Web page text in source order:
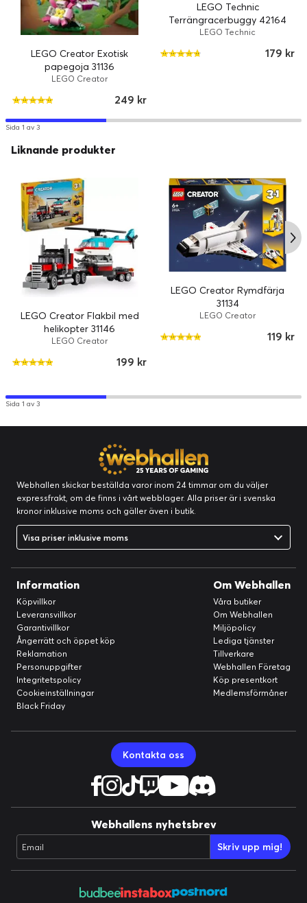
LEGO Creator Exotisk
papegoja 31136
LEGO Creator
249 kr
LEGO Technic
Terrängracerbuggy 42164
LEGO Technic
179 kr
Sida 1 av 3
Liknande produkter
LEGO Creator Flakbil med
helikopter 31146
LEGO Creator
199 kr
LEGO Creator Rymdfärja
31134
LEGO Creator
119 kr
Sida 1 av 3
Webhallen skickar beställda varor inom 24 timmar om du väljer
expressfrakt, om de finns i vårt webblager. Alla priser är i svenska
kronor inklusive moms och gäller även i butik.
Visa priser inklusive moms
Information
Köpvillkor
Leveransvillkor
Garantivillkor
Ångerrätt och öppet köp
Reklamation
Personuppgifter
Integritetspolicy
Cookieinställningar
Black Friday
Om Webhallen
Våra butiker
Om Webhallen
Miljöpolicy
Lediga tjänster
Tillverkare
Webhallen Företag
Köp presentkort
Medlemsförmåner
Kontakta oss
Webhallens nyhetsbrev
Email Skriv upp mig!